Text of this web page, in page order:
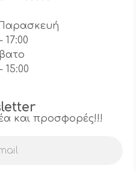
17:00
15:00
και προσφορές!!!